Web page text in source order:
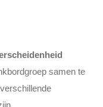
samen te